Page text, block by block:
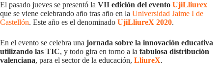
El pasado jueves se presentó la VII edición del evento UjiLliurex
que se viene celebrando año tras año en la Universidad Jaime I de
Castellón. Este año es el denominado UjiLliureX 2020.
En el evento se celebra una jornada sobre la innovación educativa
utilizando las TIC, y todo gira en torno a la fabulosa distribución
valenciana, para el sector de la educación, LliureX.